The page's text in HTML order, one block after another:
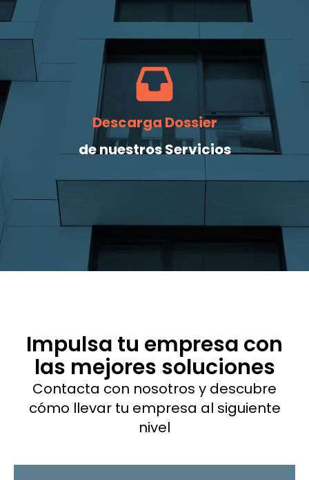
Descarga Dossier
de nuestros Servicios
Impulsa tu empresa con
las mejores soluciones
Contacta con nosotros y descubre
cómo llevar tu empresa al siguiente
nivel